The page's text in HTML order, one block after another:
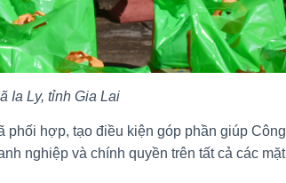
Ia Ly, tỉnh Gia Lai
hợp, tạo điều kiện góp phần giúp Công
nghiệp và chính quyền trên tất cả các mặt